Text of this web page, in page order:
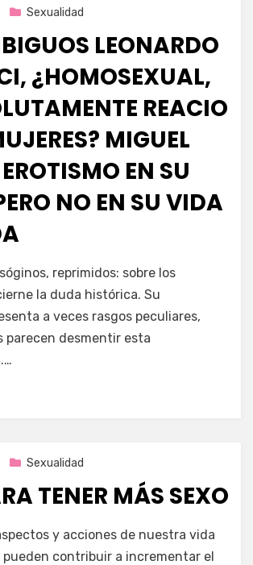
Sexualidad
LEONARDO
¿HOMOSEXUAL,
REACIO
MIGUEL
EN SU
NO EN SU VIDA
reprimidos: sobre los
la duda histórica. Su
a veces rasgos peculiares,
parecen desmentir esta
Sexualidad
TENER MÁS SEXO
y acciones de nuestra vida
contribuir a incrementar el